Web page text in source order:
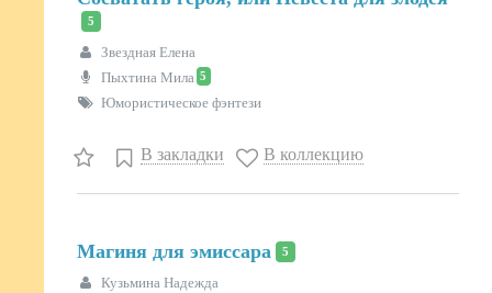
5
Звездная Елена
Пыхтина Мила 5
Юмористическое фэнтези
В закладки В коллекцию
Магиня для эмиссара 5
Кузьмина Надежда